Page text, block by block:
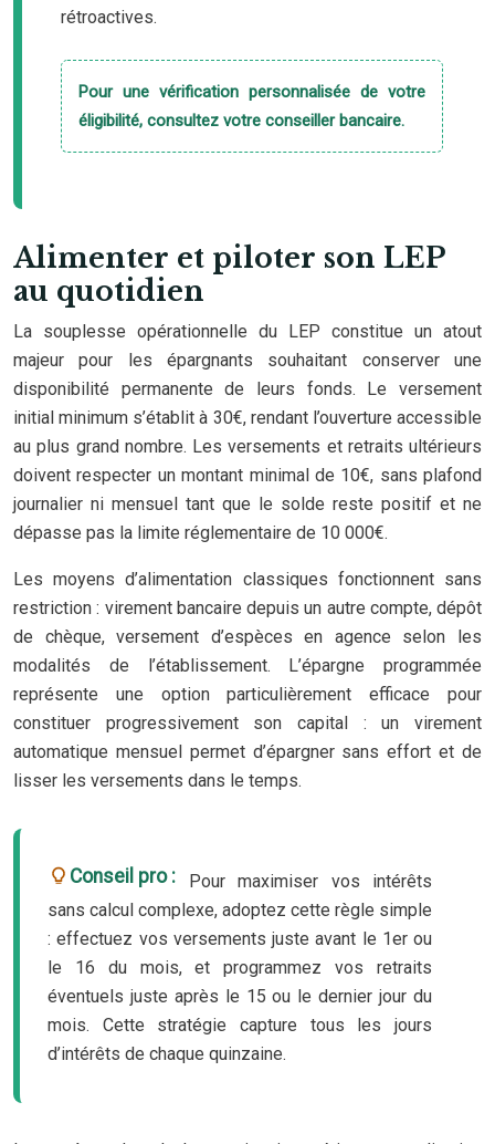
rétroactives.
Pour une vérification personnalisée de votre
éligibilité, consultez votre conseiller bancaire.
Alimenter et piloter son LEP
au quotidien
La souplesse opérationnelle du LEP constitue un atout
majeur pour les épargnants souhaitant conserver une
disponibilité permanente de leurs fonds. Le versement
initial minimum s’établit à 30€, rendant l’ouverture accessible
au plus grand nombre. Les versements et retraits ultérieurs
doivent respecter un montant minimal de 10€, sans plafond
journalier ni mensuel tant que le solde reste positif et ne
dépasse pas la limite réglementaire de 10 000€.
Les moyens d’alimentation classiques fonctionnent sans
restriction : virement bancaire depuis un autre compte, dépôt
de chèque, versement d’espèces en agence selon les
modalités de l’établissement. L’épargne programmée
représente une option particulièrement efficace pour
constituer progressivement son capital : un virement
automatique mensuel permet d’épargner sans effort et de
lisser les versements dans le temps.
Conseil pro : Pour maximiser vos intérêts
sans calcul complexe, adoptez cette règle simple
: effectuez vos versements juste avant le 1er ou
le 16 du mois, et programmez vos retraits
éventuels juste après le 15 ou le dernier jour du
mois. Cette stratégie capture tous les jours
d’intérêts de chaque quinzaine.